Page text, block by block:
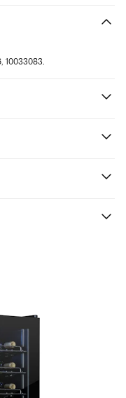
10033083.